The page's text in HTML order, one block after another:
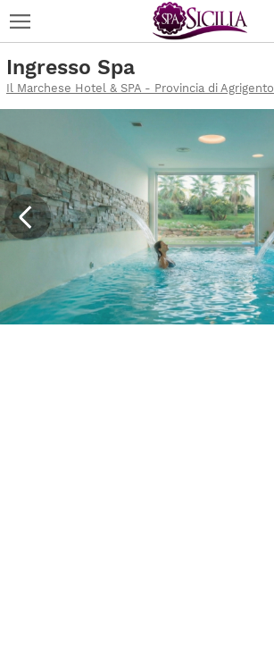
Ingresso Spa
Il Marchese Hotel & SPA - Provincia di Agrigento